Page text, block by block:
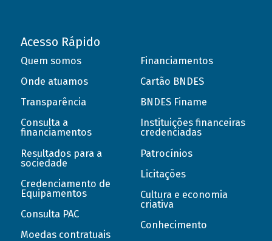
Acesso Rápido
Quem somos
Onde atuamos
Transparência
Consulta a
financiamentos
Resultados para a
sociedade
Credenciamento de
Equipamentos
Consulta PAC
Moedas contratuais
Financiamentos
Cartão BNDES
BNDES Finame
Instituições financeiras
credenciadas
Patrocínios
Licitações
Cultura e economia
criativa
Conhecimento